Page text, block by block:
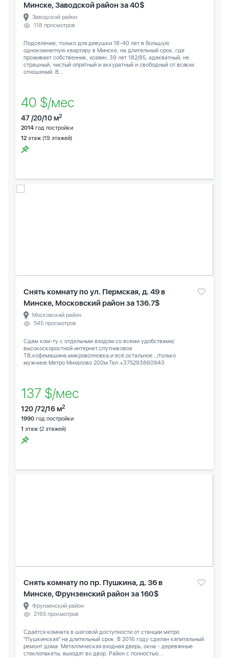
Минске, Заводской район за 40$
Заводской район
118 просмотров
Подселение, только для девушки 18-40 лет в большую
однокомнатную квартиру в Минске, на длительный срок, где
проживает собственник, хозяин, 39 лет 182/85, адекватный, не
страшный, чистый опрятный и аккуратный и свободный от всяких
отношений. В...
40 $/мес
47 /20/10 м2
2014 год постройки
12 этаж (19 этажей)
Снять комнату по ул. Пермская, д. 49 в
Минске, Московский район за 136.7$
Московский район
545 просмотров
Сдам ком-ту с отдельным входом со всеми удобствами/
высокоскоростной интернет,спутниковое
ТВ,кофемашина,микроволновка,и всё,остальное.../только
мужчине.Метро Михалово 200м.Тел.+375293860943
137 $/мес
120 /72/16 м2
1990 год постройки
1 этаж (2 этажей)
Снять комнату по пр. Пушкина, д. 36 в
Минске, Фрунзенский район за 160$
Фрунзенский район
2165 просмотров
Сдаётся комната в шаговой доступности от станции метро
"Пушкинская" на длительный срок. В 2016 году сделан капитальный
ремонт дома. Металлическая входная дверь, окна - деревянные
стеклопакеты, выходят во двор. Район с полностью...